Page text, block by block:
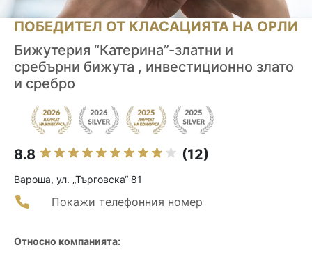
ПОБЕДИТЕЛ ОТ КЛАСАЦИЯТА НА ОРЛИ
Бижутерия “Катерина”-златни и
сребърни бижута , инвестиционно злато
и сребро
8.8 (12)
Вароша, ул. „Търговска“ 81
Покажи телефонния номер
Относно компанията: